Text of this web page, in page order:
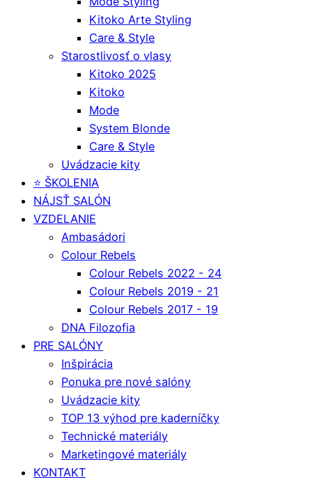
Kitoko Arte Styling
Care & Style
Starostlivosť o vlasy
Kitoko 2025
Kitoko
Mode
System Blonde
Care & Style
Uvádzacie kity
⭐️ ŠKOLENIA
NÁJSŤ SALÓN
VZDELANIE
Ambasádori
Colour Rebels
Colour Rebels 2022 - 24
Colour Rebels 2019 - 21
Colour Rebels 2017 - 19
DNA Filozofia
PRE SALÓNY
Inšpirácia
Ponuka pre nové salóny
Uvádzacie kity
TOP 13 výhod pre kaderníčky
Technické materiály
Marketingové materiály
KONTAKT